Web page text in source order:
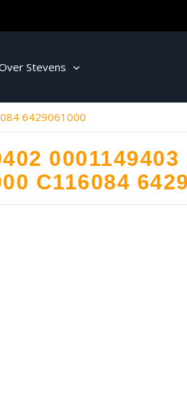
Stevens
6429061000
0001149403
C116084